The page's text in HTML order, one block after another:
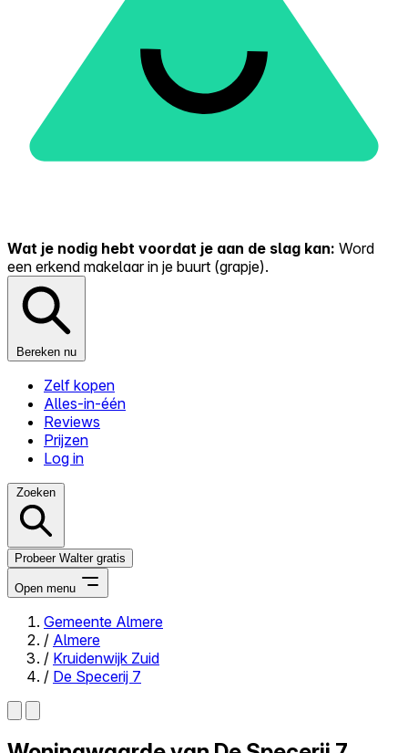
Wat je nodig hebt voordat je aan de slag kan: Word
een erkend makelaar in je buurt (grapje).
Bereken nu
Zelf kopen
Alles-in-één
Reviews
Prijzen
Log in
Zoeken
Probeer Walter gratis
Open menu
Close menu
Gemeente Almere
/ Almere
/ Kruidenwijk Zuid
/ De Specerij 7